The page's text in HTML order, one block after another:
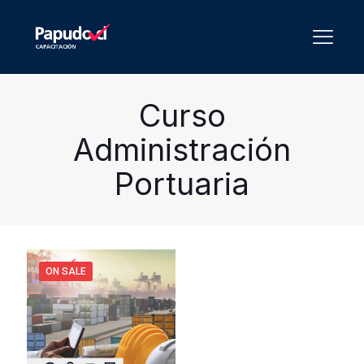
Curso
Administración
Portuaria
ON SALE